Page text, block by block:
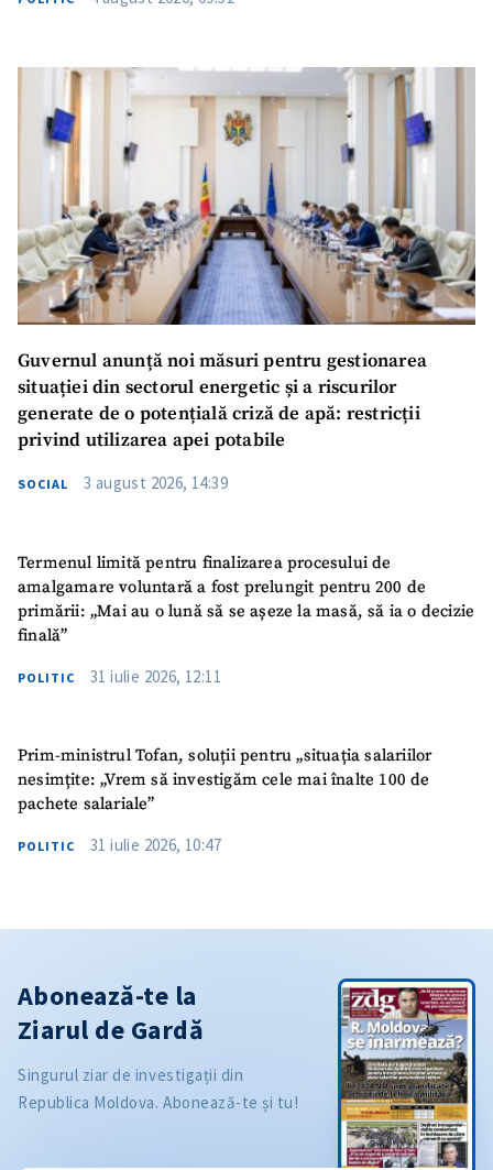
Guvernul anunță noi măsuri pentru gestionarea
situației din sectorul energetic și a riscurilor
generate de o potențială criză de apă: restricții
privind utilizarea apei potabile
SOCIAL 3 august 2026, 14:39
Termenul limită pentru finalizarea procesului de
amalgamare voluntară a fost prelungit pentru 200 de
primării: „Mai au o lună să se așeze la masă, să ia o decizie
finală”
POLITIC 31 iulie 2026, 12:11
Prim-ministrul Tofan, soluții pentru „situația salariilor
nesimțite: „Vrem să investigăm cele mai înalte 100 de
pachete salariale”
POLITIC 31 iulie 2026, 10:47
Abonează-te la
Ziarul de Gardă
Singurul ziar de investigații din
Republica Moldova. Abonează-te și tu!